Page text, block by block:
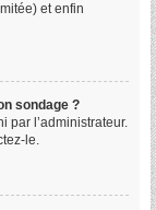
et enfin
sondage ?
par l’administrateur.
le.